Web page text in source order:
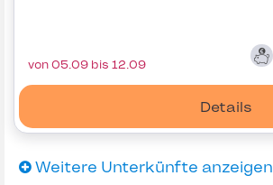
Details
von 05.09 bis 12.09
Weitere Unterkünfte anzeigen